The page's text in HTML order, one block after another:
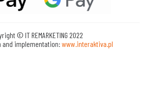
© IT REMARKETING 2022
and implementation:www.interaktiva.pl